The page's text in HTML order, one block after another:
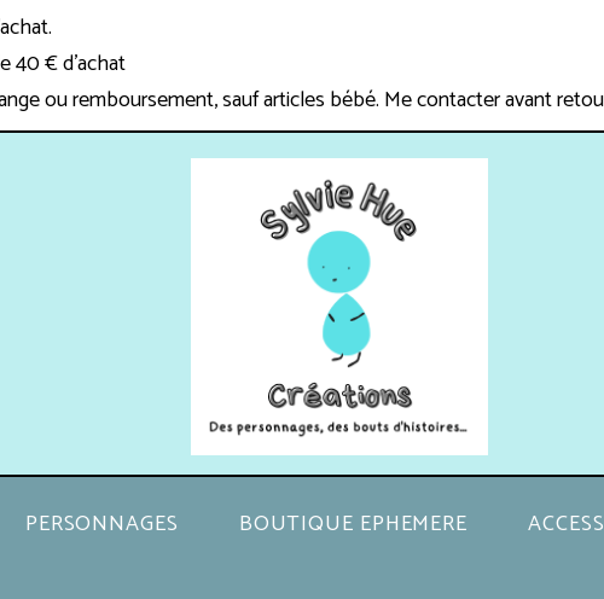
40 € d'achat
ou remboursement, sauf articles bébé. Me contacter avant
PERSONNAGES BOUTIQUE EPHEMERE